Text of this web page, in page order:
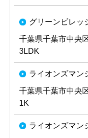
グリーンビレッ
千葉県千葉市中央
3LDK
ライオンズマン
千葉県千葉市中央
1K
ライオンズマン